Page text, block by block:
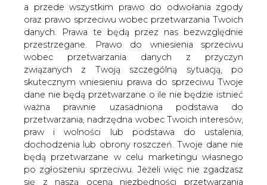
a przede wszystkim prawo do odwołania zgody
oraz prawo sprzeciwu wobec przetwarzania Twoich
danych. Prawa te będą przez nas bezwzględnie
przestrzegane. Prawo do wniesienia sprzeciwu
wobec przetwarzania danych z przyczyn
związanych z Twoją szczególną sytuacją, po
skutecznym wniesieniu prawa do sprzeciwu Twoje
dane nie będą przetwarzane o ile nie będzie istnieć
ważna prawnie uzasadniona podstawa do
przetwarzania, nadrzędna wobec Twoich interesów,
praw i wolności lub podstawa do ustalenia,
dochodzenia lub obrony roszczeń. Twoje dane nie
będą przetwarzane w celu marketingu własnego
po zgłoszeniu sprzeciwu. Jeżeli więc nie zgadzasz
się z naszą oceną niezbędności przetwarzania
Zabrzańskie muzeum górnicze ze
zwiększoną unijną dotacją na
rozwój
Muzeum Górnictwa Węglowego w
Zabrzu dostało dodatkowe 3 mln zł
unijnej dotacji do projektu, dzięki